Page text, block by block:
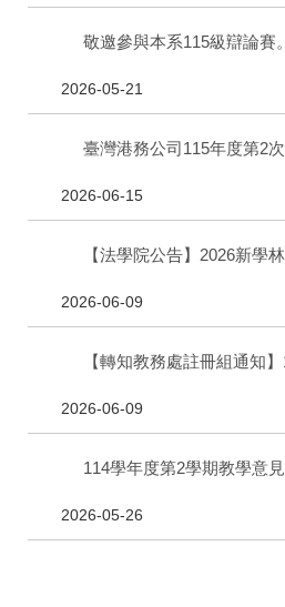
敬邀參與本系115級辯論賽。
2026-05-21
2026-06-15
2026-06-09
2026-06-09
2026-05-26